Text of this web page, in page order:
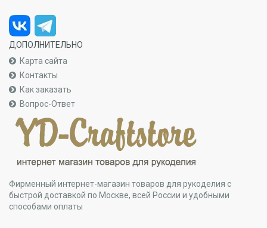
ДОПОЛНИТЕЛЬНО
Карта сайта
Контакты
Как заказать
Вопрос-Ответ
Фирменный интернет-магазин товаров для рукоделия с
быстрой доставкой по Москве, всей России и удобными
способами оплаты